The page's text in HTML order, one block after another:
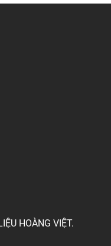
HOÀNG VIỆT.